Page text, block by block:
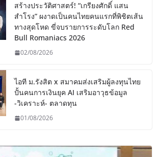
สร้างประวัติศาสตร์! “เกรียงศักดิ์ แสน
สำโรง” ผงาดเป็นคนไทยคนแรกที่พิชิตเส้น
ทางสุดโหด ขี่จบรายการระดับโลก Red
Bull Romaniacs 2026
02/08/2026
ไอที ม.รังสิต x สมาคมส่งเสริมผู้ลงทุนไทย
ปั้นคนการเงินยุค AI เสริมอาวุธข้อมูล
-วิเคราะห์- ตลาดทุน
01/08/2026